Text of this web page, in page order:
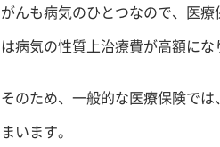
がんも病気のひとつなので、医
は病気の性質上治療費が高額に
そのため、一般的な医療保険で
まいます。